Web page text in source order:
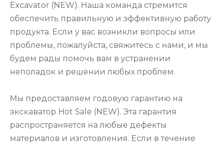
Excavator (NEW). Наша команда стремится
обеспечить правильную и эффективную работу
продукта. Если у вас возникли вопросы или
проблемы, пожалуйста, свяжитесь с нами, и мы
будем рады помочь вам в устранении
неполадок и решении любых проблем.
Мы предоставляем годовую гарантию на
экскаватор Hot Sale (NEW). Эта гарантия
распространяется на любые дефекты
материалов и изготовления. Если в течение